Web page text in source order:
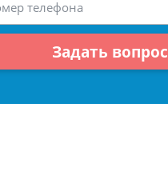
Задать вопрос